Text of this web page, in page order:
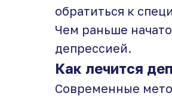
обратиться к
Чем раньше
депрессией.
Как лечится
Современные